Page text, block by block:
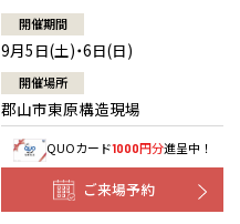
開催期間
9月5日(土)・6日(日)
開催場所
郡山市東原構造現場
QUOカード1000円分進呈中！
ご来場予約